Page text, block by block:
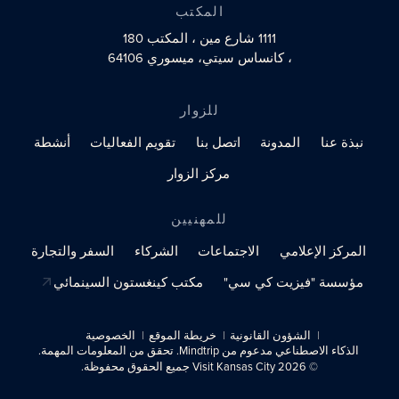
المكتب
1111 شارع مين
، المكتب 180
، كانساس سيتي، ميسوري 64106
للزوار
نبذة عنا
المدونة اتصل بنا تقويم الفعاليات
أنشطة
مركز الزوار
للمهنيين
المركز الإعلامي
الاجتماعات الشركاء
السفر والتجارة
مؤسسة "فيزيت كي سي"
مكتب كينغستون السينمائي
الشؤون القانونية خريطة الموقع
الخصوصية
الذكاء الاصطناعي مدعوم من Mindtrip. تحقق من المعلومات المهمة.
© 2026 Visit Kansas City جميع الحقوق محفوظة.